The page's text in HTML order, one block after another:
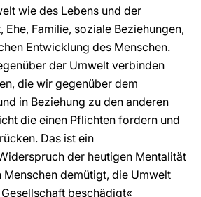
wie des Lebens und der
Ehe, Familie, soziale Beziehungen,
Entwicklung des Menschen.
der Umwelt verbinden
die wir gegenüber dem
in Beziehung zu den anderen
die einen Pflichten fordern und
Das ist ein
der heutigen Mentalität
Menschen demütigt, die Umwelt
beschädigt«